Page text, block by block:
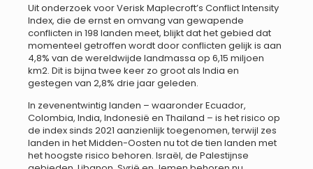
Uit onderzoek voor Verisk Maplecroft’s Conflict Intensity
Index, die de ernst en omvang van gewapende
conflicten in 198 landen meet, blijkt dat het gebied dat
momenteel getroffen wordt door conflicten gelijk is aan
4,8% van de wereldwijde landmassa op 6,15 miljoen
km2. Dit is bijna twee keer zo groot als India en
gestegen van 2,8% drie jaar geleden.
In zevenentwintig landen – waaronder Ecuador,
Colombia, India, Indonesië en Thailand – is het risico op
de index sinds 2021 aanzienlijk toegenomen, terwijl zes
landen in het Midden-Oosten nu tot de tien landen met
het hoogste risico behoren. Israël, de Palestijnse